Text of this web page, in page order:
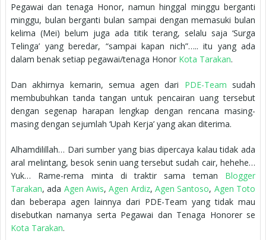
Pegawai dan tenaga Honor, namun hinggal minggu berganti
minggu, bulan berganti bulan sampai dengan memasuki bulan
kelima (Mei) belum juga ada titik terang, selalu saja ‘Surga
Telinga’ yang beredar, “sampai kapan nich”….. itu yang ada
dalam benak setiap pegawai/tenaga Honor Kota Tarakan.
Dan akhirnya kemarin, semua agen dari PDE-Team sudah
membubuhkan tanda tangan untuk pencairan uang tersebut
dengan segenap harapan lengkap dengan rencana masing-
masing dengan sejumlah ‘Upah Kerja’ yang akan diterima.
Alhamdilillah… Dari sumber yang bias dipercaya kalau tidak ada
aral melintang, besok senin uang tersebut sudah cair, hehehe…
Yuk… Rame-rema minta di traktir sama teman Blogger
Tarakan, ada Agen Awis,Agen Ardiz,Agen Santoso, Agen Toto
dan beberapa agen lainnya dari PDE-Team yang tidak mau
disebutkan namanya serta Pegawai dan Tenaga Honorer se
Kota Tarakan.